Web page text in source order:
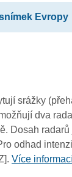
Evropy
srážky
dva
Dosah
odhad
Více